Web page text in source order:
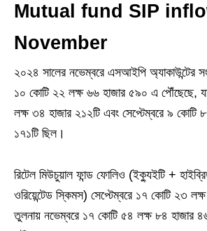
Mutual fund SIP
November
২০২৪ সালের নভেম্বরে এসআইপি অ্যাকাউন্টের
১০ কোটি ২২ লক্ষ ৬৬ হাজার ৫৯০ এ পৌঁছেছে,
লক্ষ ৩৪ হাজার ২১২টি এবং সেপ্টেম্বরে ৯ কোটি
১৭১টি ছিল।
রিটেল মিউচুয়াল ফান্ড ফোলিও (ইক্যুইটি +
ওরিয়েন্টেড স্কিমস) সেপ্টেম্বরে ১৭ কোটি ২৩
তুলনায় নভেম্বরে ১৭ কোটি ৫৪ লক্ষ ৮৪ হাজার